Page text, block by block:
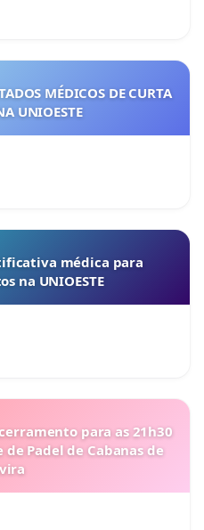
MÉDICOS DE CURTA
UNIOESTE
médica para
na UNIOESTE
para as 21h30
Padel de Cabanas de